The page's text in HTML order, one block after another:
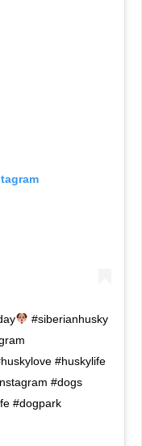
#siberianhusky
#huskylife
#dogs
#dogpark